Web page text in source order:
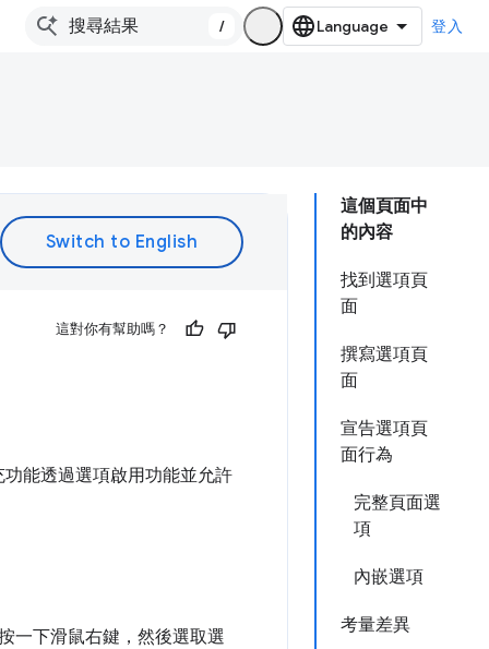
/ 登入
這個頁面中
的內容
找到選項頁
面
撰寫選項頁
面
宣告選項頁
面行為
完整頁面選
項
內嵌選項
考量差異
這對你有幫助嗎？
能透過選項啟用功能並允許
一下滑鼠右鍵，然後選取選